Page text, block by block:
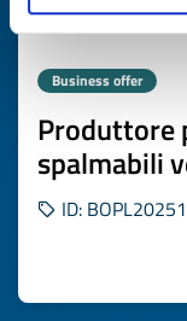
Business offer
Produttore
spalmabili
ID: